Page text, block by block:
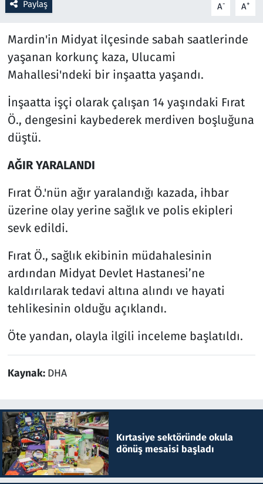
Paylaş A- A+
Mardin'in Midyat ilçesinde sabah saatlerinde
yaşanan korkunç kaza, Ulucami
Mahallesi'ndeki bir inşaatta yaşandı.
İnşaatta işçi olarak çalışan 14 yaşındaki Fırat
Ö., dengesini kaybederek merdiven boşluğuna
düştü.
AĞIR YARALANDI
Fırat Ö.'nün ağır yaralandığı kazada, ihbar
üzerine olay yerine sağlık ve polis ekipleri
sevk edildi.
Fırat Ö., sağlık ekibinin müdahalesinin
ardından Midyat Devlet Hastanesi’ne
kaldırılarak tedavi altına alındı ve hayati
tehlikesinin olduğu açıklandı.
Öte yandan, olayla ilgili inceleme başlatıldı.
Kaynak: DHA
Kırtasiye sektöründe okula
dönüş mesaisi başladı
Spor
Televizyon